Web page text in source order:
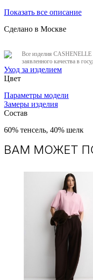
Показать все описание
Сделано в Москве
Все изделия CASHENELLE
заявленного качества в
Уход за изделием
Цвет
Параметры модели
Замеры изделия
Состав
60% тенсель, 40% шелк
ВАМ МОЖЕТ